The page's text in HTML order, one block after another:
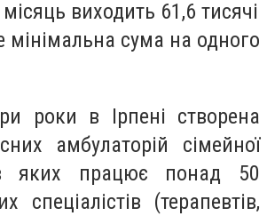
виходить 61,6 тисячі
мінімальна сума на одного
роки в Ірпені створена
амбулаторій сімейної
яких працює понад 50
спеціалістів (терапевтів,